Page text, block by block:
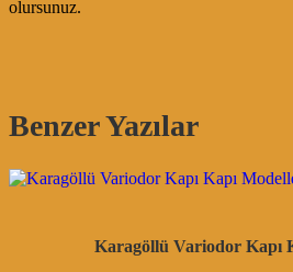
olursunuz.
Benzer Yazılar
Karagöllü Variodor Kapı